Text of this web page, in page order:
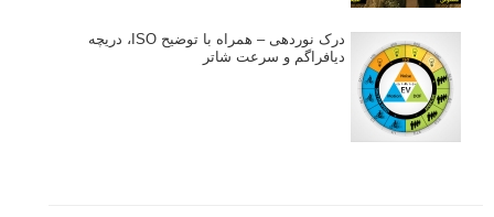
درک نوردهی – همراه با توضیح ISO، دریچه
دیافراگم و سرعت شاتر